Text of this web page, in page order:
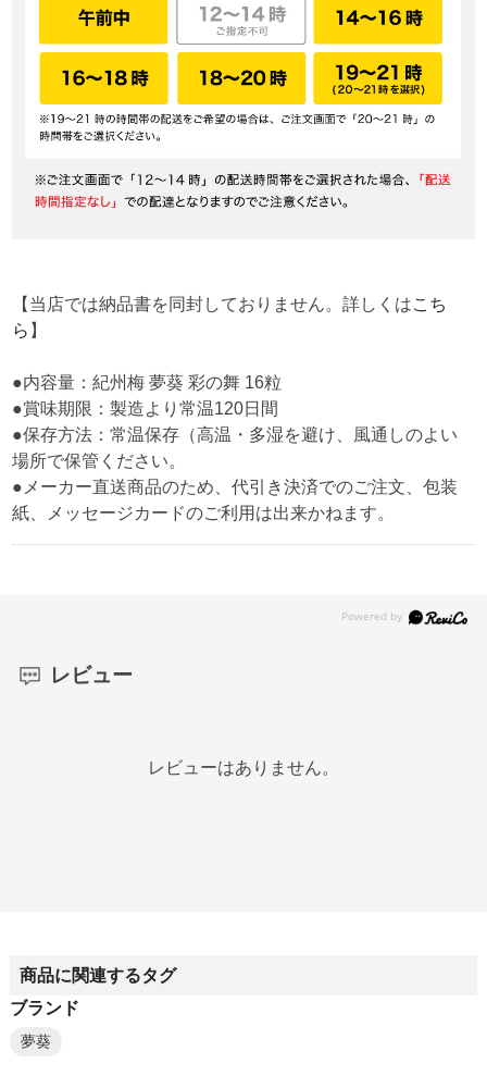
【当店では納品書を同封しておりません。詳しくはこち
ら 】
●内容量：紀州梅 夢葵 彩の舞 16粒
●賞味期限：製造より常温120日間
●保存方法：常温保存（高温・多湿を避け、風通しのよい
場所で保管ください。
●メーカー直送商品のため、代引き決済でのご注文、包装
紙、メッセージカードのご利用は出来かねます。
レビュー
レビューはありません。
商品に関連するタグ
ブランド
夢葵